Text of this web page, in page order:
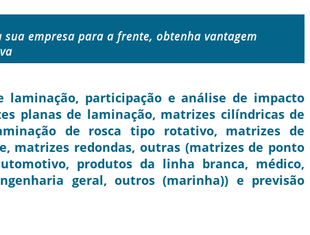
sua empresa para a frente, obtenha vantagem
laminação, participação e análise de impacto
planas de laminação, matrizes cilíndricas de
de rosca tipo rotativo, matrizes de
matrizes redondas, outras (matrizes de ponto
produtos da linha branca, médico,
geral, outros (marinha)) e previsão